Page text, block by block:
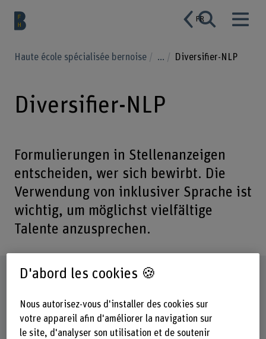
FR
Haute école spécialisée bernoise ... Diversifier-NLP
Diversifier-NLP
Formulierungen in Stellenanzeigen
entscheiden, wer sich bewirbt. Die
Verwendung von inklusiver Sprache ist
wichtig, um möglichst vielfältige
Talente anzusprechen.
Fiche signalétique
Départements participants
Technique et informatique
D'abord les cookies 🍪
Nous autorisez-vous d'installer des cookies sur
votre appareil afin d'améliorer la navigation sur
le site, d'analyser son utilisation et de soutenir